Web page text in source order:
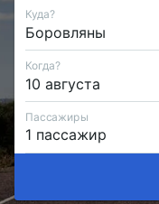
Куда?
Когда?
Пассажиры